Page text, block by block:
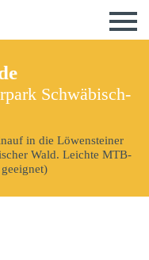
Schwäbisch-
in die Löwensteiner
Wald. Leichte MTB-